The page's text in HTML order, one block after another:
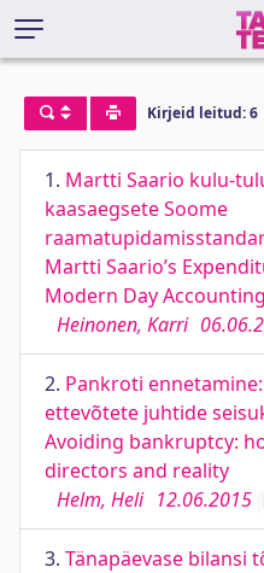
Kirjeid leitud: 6
1. Martti Saario kulu-
kaasaegsete Soome
Martti Saario’s
Modern Day
Heinonen, Karri
2. Pankroti
ettevõtete juhtide
Avoiding bankruptcy:
directors and reality
Helm, Heli 12.06.2015
3. Tänapäevase bilansi